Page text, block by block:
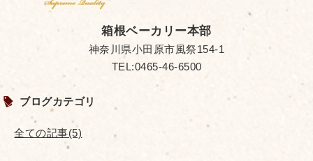
箱根ベーカリー本部
神奈川県小田原市風祭154-1
TEL:0465-46-6500
ブログカテゴリ
全ての記事(5)